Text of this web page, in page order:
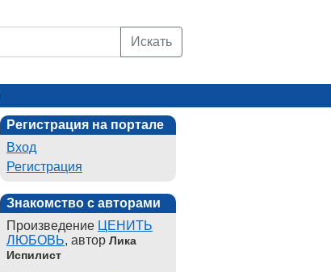
Искать
Регистрация на портале
Вход
Регистрация
Знакомство с авторами
Произведение ЦЕНИТЬ
ЛЮБОВЬ, автор Лика
Испилист